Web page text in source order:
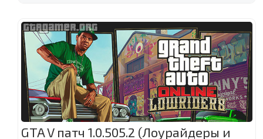
GTA V патч 1.0.505.2 (Лоурайдеры и